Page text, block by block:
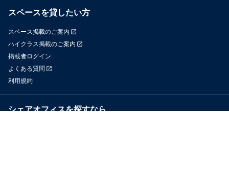
スペースを貸したい方
スペース掲載のご案内
ハイクラス掲載のご案内
掲載者ログイン
よくある質問
利用規約
シェアオフィスを探すなら